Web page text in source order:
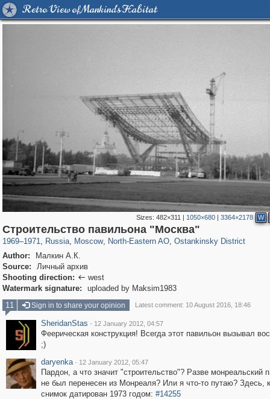
Retro View of Mankind's Habitat
Sizes:482×311 | 1050×680 |3364×2178 W
Строительство павильона "Москва"
1969–1971, Russia
1,406,018 29,243
, Moscow
319,724 8,286
, North-Eastern AO
24,485 250
, Ostankinsky District
13,478
Author:
Малкин А.К.
Source:
Личный архив
Shooting direction:  west
Watermark signature:
uploaded by Maksim1983
11
Sign in to share your opinion Latest comment: 10 August 2016, 18:46
SheridanStas · 12 January 2012, 04:57
Феерическая конструкция! Всегда этот павильон вызывал
;)
daryenka · 12 January 2012, 05:47
Пардон, а что значит "строительство"? Разве монреальский
не был перенесен из Монреаля? Или я что-то путаю? Здесь,
снимок датирован 1973 годом: #14255